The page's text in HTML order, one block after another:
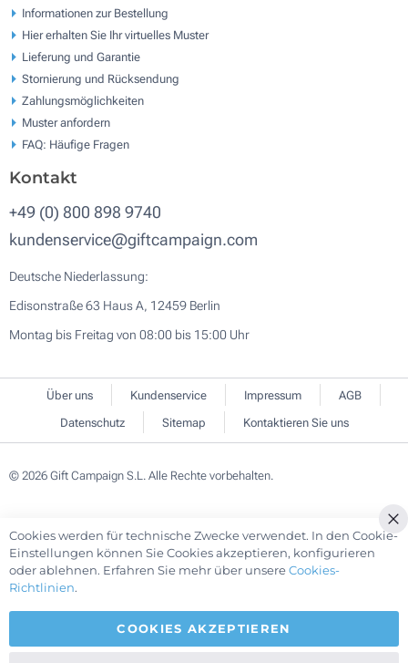
Informationen zur Bestellung
Hier erhalten Sie Ihr virtuelles Muster
Lieferung und Garantie
Stornierung und Rücksendung
Zahlungsmöglichkeiten
Muster anfordern
FAQ: Häufige Fragen
Kontakt
+49 (0) 800 898 9740
kundenservice@giftcampaign.com
Deutsche Niederlassung:
Edisonstraße 63 Haus A, 12459 Berlin
Montag bis Freitag von 08:00 bis 15:00 Uhr
Über uns Kundenservice Impressum
AGB
Datenschutz
Sitemap Kontaktieren Sie uns
© 2026 Gift Campaign S.L. Alle Rechte vorbehalten.
Cookies werden für technische Zwecke verwendet. In den Cookie-
Einstellungen können Sie Cookies akzeptieren, konfigurieren
oder ablehnen. Erfahren Sie mehr über unsereCookies-
Richtlinien.
COOKIES AKZEPTIEREN